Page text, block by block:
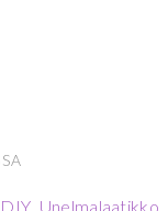
DIY Unelmalaatikko